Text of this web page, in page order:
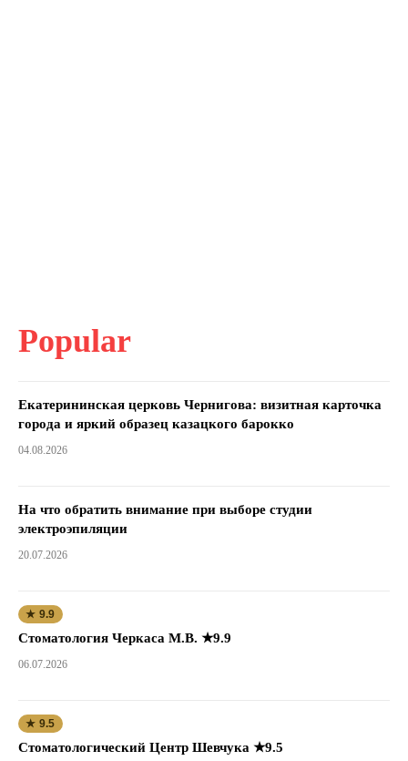
Popular
Екатерининская церковь Чернигова: визитная карточка
города и яркий образец казацкого барокко
04.08.2026
На что обратить внимание при выборе студии
электроэпиляции
20.07.2026
★ 9.9
Стоматология Черкаса М.В. ★9.9
06.07.2026
★ 9.5
Стоматологический Центр Шевчука ★9.5